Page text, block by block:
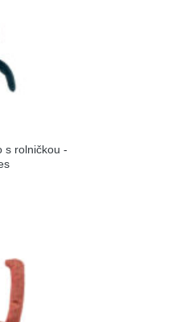
s rolničkou -